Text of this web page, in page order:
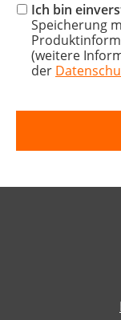
Ich bin
Speicherung
(weitere
der